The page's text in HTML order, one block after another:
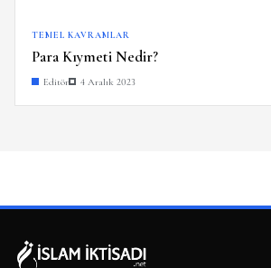
TEMEL KAVRAMLAR
Para Kıymeti Nedir?
Editör 4 Aralık 2023